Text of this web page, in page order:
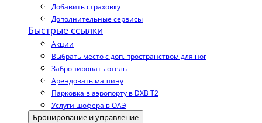
Добавить страховку
Дополнительные сервисы
Быстрые ссылки
Акции
Выбрать место с доп. пространством для ног
Забронировать отель
Арендовать машину
Парковка в аэропорту в DXB T2
Услуги шофера в ОАЭ
Бронирование и управление